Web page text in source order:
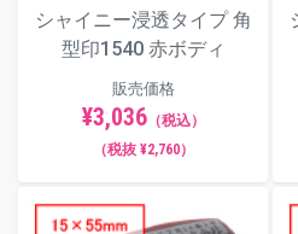
シャイニー浸透タイプ 角
型印1540 赤ボディ
販売価格
¥3,036（税込）
（税抜 ¥2,760）